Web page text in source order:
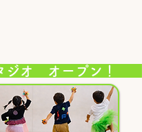
オ オープン​